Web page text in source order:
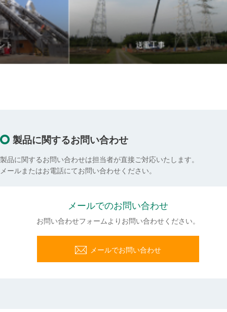
送電工事 プラ
製品に関するお問い合わせ
製品に関するお問い合わせは担当者が直接ご対応いたします。
メールまたはお電話にてお問い合わせください。
メールでのお問い合わせ
お問い合わせフォームよりお問い合わせください。
メールでお問い合わせ